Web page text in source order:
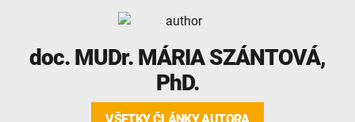
doc. MUDr. MÁRIA SZÁNTOVÁ,
PhD.